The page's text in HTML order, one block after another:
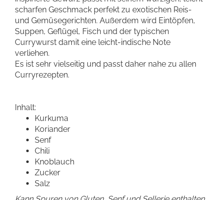
scharfen Geschmack perfekt zu exotischen Reis-
und Gemüsegerichten. Außerdem wird Eintöpfen,
Suppen, Geflügel, Fisch und der typischen
Currywurst damit eine leicht-indische Note
verliehen.
Es ist sehr vielseitig und passt daher nahe zu allen
Curryrezepten.
Inhalt:
Kurkuma
Koriander
Senf
Chili
Knoblauch
Zucker
Salz